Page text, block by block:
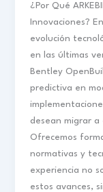
¿Por Qué
Innovaciones?
evolución
en las últimas
Bentley
predictiva en
desean migrar
Ofrecemos
normativas y
experiencia no
estos avances,